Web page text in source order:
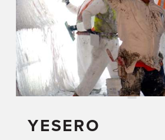
YESERO